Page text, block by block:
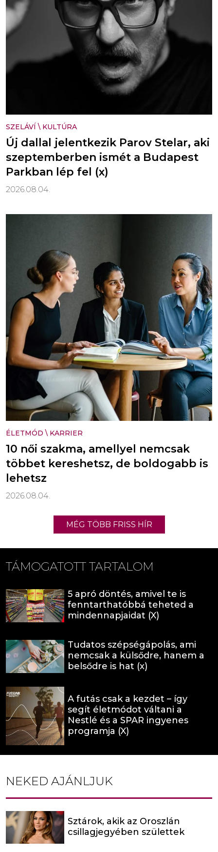
SZELÁVÍ \ KULTÚRA
Új dallal jelentkezik Parov Stelar, aki
szeptemberben ismét a Budapest
Parkban lép fel (x)
2026.08.04.
ÉLETMÓD \ KARRIER
10 női szakma, amellyel nemcsak
többet kereshetsz, de boldogabb is
lehetsz
2026.08.04.
MÉG TÖBB FRISS HÍR
TÁMOGATOTT TARTALOM
5 apró döntés, amivel te is
fenntarthatóbbá teheted a
mindennapjaidat (X)
Tudatos szépségápolás, ami
nemcsak a külsődre, hanem a
belsődre is hat (x)
A futás csak a kezdet – így
segít életmódot váltani a
Nestlé és a SPAR ingyenes
programja (X)
NEKED AJÁNLJUK
Sztárok, akik az Oroszlán
csillagjegyében születtek